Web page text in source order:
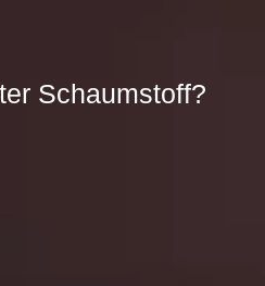
Schaumstoff?